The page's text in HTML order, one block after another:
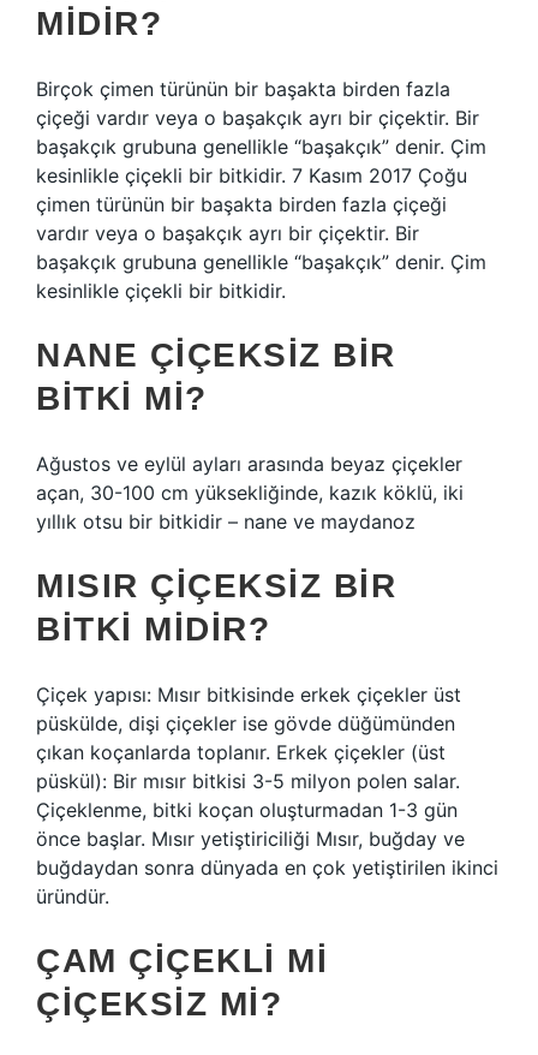
MIDIR?
Birçok çimen türünün bir başakta birden fazla
çiçeği vardır veya o başakçık ayrı bir çiçektir. Bir
başakçık grubuna genellikle “başakçık” denir. Çim
kesinlikle çiçekli bir bitkidir. 7 Kasım 2017 Çoğu
çimen türünün bir başakta birden fazla çiçeği
vardır veya o başakçık ayrı bir çiçektir. Bir
başakçık grubuna genellikle “başakçık” denir. Çim
kesinlikle çiçekli bir bitkidir.
NANE ÇIÇEKSIZ BIR
BITKI MI?
Ağustos ve eylül ayları arasında beyaz çiçekler
açan, 30-100 cm yüksekliğinde, kazık köklü, iki
yıllık otsu bir bitkidir – nane ve maydanoz
MISIR ÇIÇEKSIZ BIR
BITKI MIDIR?
Çiçek yapısı: Mısır bitkisinde erkek çiçekler üst
püskülde, dişi çiçekler ise gövde düğümünden
çıkan koçanlarda toplanır. Erkek çiçekler (üst
püskül): Bir mısır bitkisi 3-5 milyon polen salar.
Çiçeklenme, bitki koçan oluşturmadan 1-3 gün
önce başlar. Mısır yetiştiriciliği Mısır, buğday ve
buğdaydan sonra dünyada en çok yetiştirilen ikinci
üründür.
ÇAM ÇIÇEKLI MI
ÇIÇEKSIZ MI?